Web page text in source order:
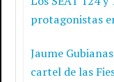
protagonistas
Jaume
cartel de las